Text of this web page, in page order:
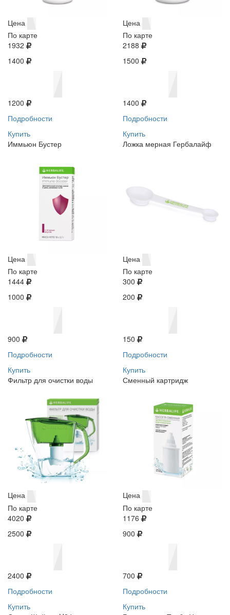
Цена
По карте
1932
1400
1200
Подробности
Купить
Цена
По карте
2188
1500
1400
Подробности
Купить
Иммьюн Бустер
Цена
По карте
1444
1000
900
Подробности
Купить
Ложка мерная Гербалайф
Цена
По карте
300
200
150
Подробности
Купить
Фильтр для очистки воды
Цена
По карте
4020
2500
2400
Подробности
Купить
Сменный картридж
Цена
По карте
1176
900
700
Подробности
Купить